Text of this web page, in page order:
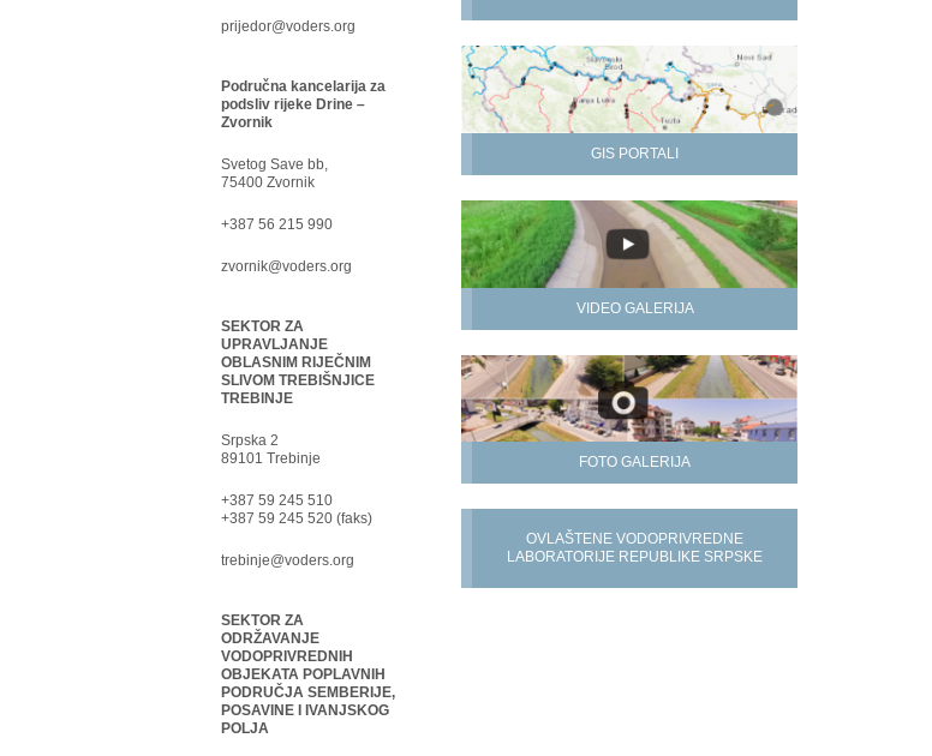
GIS PORTALI
VIDEO GALERIJA
FOTO GALERIJA
OVLAŠTENE VODOPRIVREDNE
LABORATORIJE REPUBLIKE SRPSKE
prijedor@voders.org
Područna kancelarija za
podsliv rijeke Drine –
Zvornik
Svetog Save bb,
75400 Zvornik
+387 56 215 990
zvornik@voders.org
SEKTOR ZA
UPRAVLJANJE
OBLASNIM RIJEČNIM
SLIVOM TREBIŠNJICE
TREBINJE
Srpska 2
89101 Trebinje
+387 59 245 510
+387 59 245 520 (faks)
trebinje@voders.org
SEKTOR ZA
ODRŽAVANJE
VODOPRIVREDNIH
OBJEKATA POPLAVNIH
PODRUČJA SEMBERIJE,
POSAVINE I IVANJSKOG
POLJA